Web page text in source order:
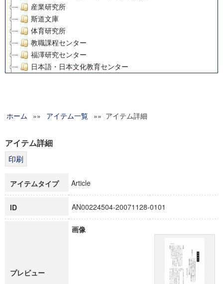
産業研究所
斯道文庫
体育研究所
教職課程センター
福澤研究センター
日本語・日本文化教育センター
グローバルリサーチインスティテュート
科学研究費補助金研究成果報告書
博士課程教育リーディングプログラム「超成熟社会発展のサ
ホーム »» アイテム一覧 »» アイテム詳細
アイテム詳細
アイテムタイプ Article
ID AN00224504-20071128-0101
プレビュー
画像